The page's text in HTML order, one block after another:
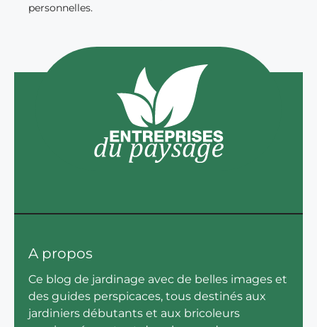
personnelles.
A propos
Ce blog de jardinage avec de belles images et
des guides perspicaces, tous destinés aux
jardiniers débutants et aux bricoleurs